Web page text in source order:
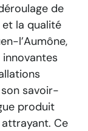
de
la qualité
l’Aumône,
savoir-
produit
Ce